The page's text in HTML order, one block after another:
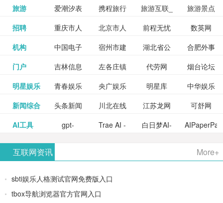
味，豆瓣
电影会推
荐好电影
给你。
啡 网
心食谱网 更多>>
旅游 爱潮汐表 携程旅行
网
旅游互联_
景点门票
预订
旅游景点
点评-猫途
鹰
北京旅游
网
更多>>
招聘 重庆市人
力资源和
社会保障
北京市人
力资源和
社会保障
前程无忧
招聘网
数英网
聘才网
更多>>
机构 中国电子
检验检疫
业务网
宿州市建
委网
湖北省公
管局
合肥外事
办
湖北省粮
食局
更多>>
门户 吉林信息
网
左各庄镇
论坛
代劳网
烟台论坛
腾讯充值
中心
更多>>
明星娱乐 青春娱乐
网
央广娱乐
网,
明星库 中华娱乐
网
网易娱乐 更多>>
新闻综合 头条新闻 川北在线 江苏龙网
可舒网
巾帼网
更多>>
AI工具 gpt-
OpenAI最
Trae AI -
境/深度集
白日梦AI-
- AI论文写
高质量
互联网资讯 More+
sbti娱乐人格测试官网免费版入口
tbox导航浏览器官方官网入口